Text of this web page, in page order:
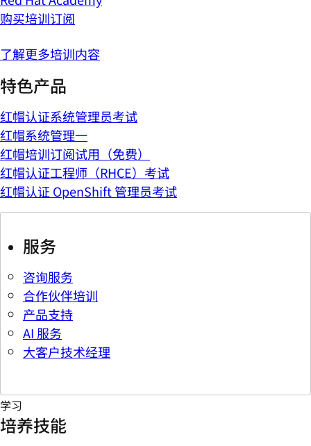
购买培训订阅
了解更多培训内容
特色产品
红帽认证系统管理员考试
红帽系统管理一
红帽培训订阅试用（免费）
红帽认证工程师（RHCE）考试
红帽认证 OpenShift 管理员考试
服务
咨询服务
合作伙伴培训
产品支持
AI 服务
大客户技术经理
学习
培养技能